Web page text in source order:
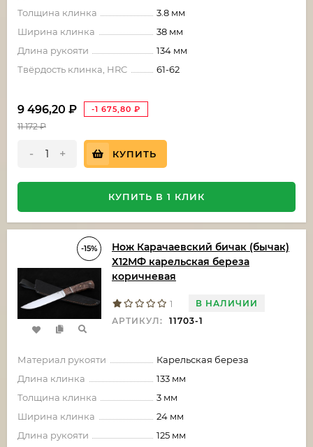
Толщина клинка
3.8 мм
Ширина клинка
38 мм
Длина рукояти
134 мм
Твёрдость клинка, HRC
61-62
9 496,20 ₽ -1 675,80 ₽
11 172₽
- + КУПИТЬ
КУПИТЬ В 1 КЛИК
-15%
Нож Карачаевский бичак (бычак)
Х12МФ карельская береза
коричневая
1
В НАЛИЧИИ
АРТИКУЛ:
11703-1
Материал рукояти
Карельская береза
Длина клинка
133 мм
Толщина клинка
3 мм
Ширина клинка
24 мм
Длина рукояти
125 мм